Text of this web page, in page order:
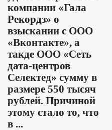
компании «Гала
Рекордз» о
взыскании с ООО
«Вконтакте», а
такде ООО «Сеть
дата-центров
Селектед» сумму в
размере 550 тысяч
рублей. Причиной
этому стало то, что
в ...